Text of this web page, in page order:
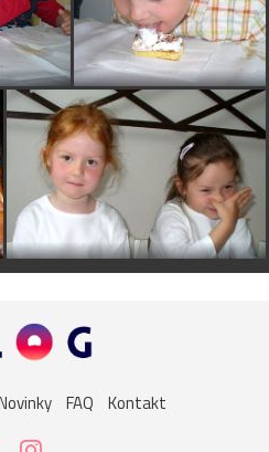
FAQ Kontakt